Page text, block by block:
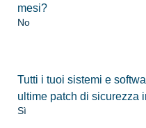
mesi?
No
Tutti i tuoi sistemi e
ultime patch di sicurezza
Sì